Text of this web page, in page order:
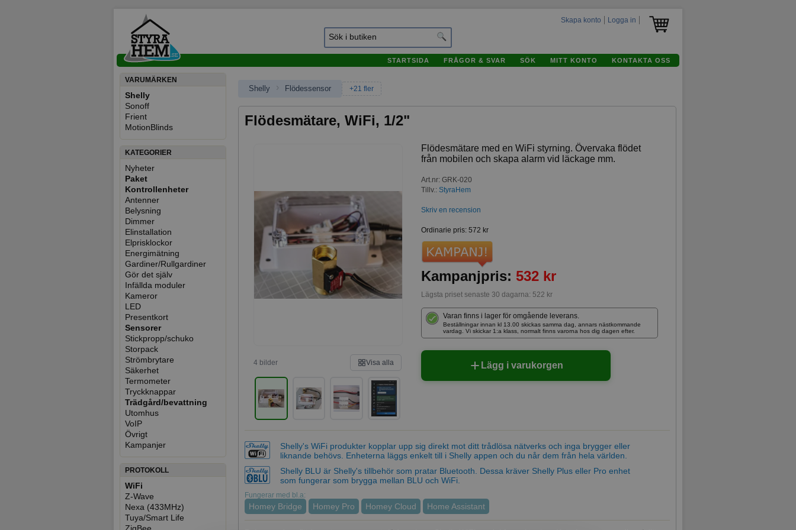
Skapa konto Logga in
STARTSIDA FRÅGOR & SVAR SÖK MITT KONTO KONTAKTA OSS
VARUMÄRKEN
Shelly
Sonoff
Frient
MotionBlinds
KATEGORIER
Nyheter
Paket
Kontrollenheter
Antenner
Belysning
Dimmer
Elinstallation
Elprisklockor
Energimätning
Gardiner/Rullgardiner
Gör det själv
Infällda moduler
Kameror
LED
Presentkort
Sensorer
Stickpropp/schuko
Storpack
Strömbrytare
Säkerhet
Termometer
Tryckknappar
Trädgård/bevattning
Utomhus
VoIP
Övrigt
Kampanjer
PROTOKOLL
WiFi
Z-Wave
Nexa (433MHz)
Tuya/Smart Life
Shelly › Flödessensor +21 fler
Flödesmätare, WiFi, 1/2"
4 bilder Visa alla
Flödesmätare med en WiFi styrning. Övervaka flödet
från mobilen och skapa alarm vid läckage mm.
Art.nr: GRK-020
Tillv.: StyraHem
Skriv en recension
Ordinarie pris: 572 kr
Kampanjpris: 532 kr
Lägsta priset senaste 30 dagarna: 522 kr
Varan finns i lager för omgående leverans.
Beställningar innan kl 13.00 skickas samma dag, annars nästkommande
vardag. Vi skickar 1:a klass, normalt finns varorna hos dig dagen efter.
Lägg i varukorgen
Shelly's WiFi produkter kopplar upp sig direkt mot ditt trådlösa nätverks och inga brygger eller
liknande behövs. Enheterna läggs enkelt till i Shelly appen och du når dem från hela världen.
Shelly BLU är Shelly's tillbehör som pratar Bluetooth. Dessa kräver Shelly Plus eller Pro enhet
som fungerar som brygga mellan BLU och WiFi.
Fungerar med bl.a:
Homey Bridge Homey Pro Homey Cloud Home Assistant